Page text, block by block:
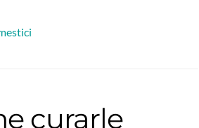
curarle